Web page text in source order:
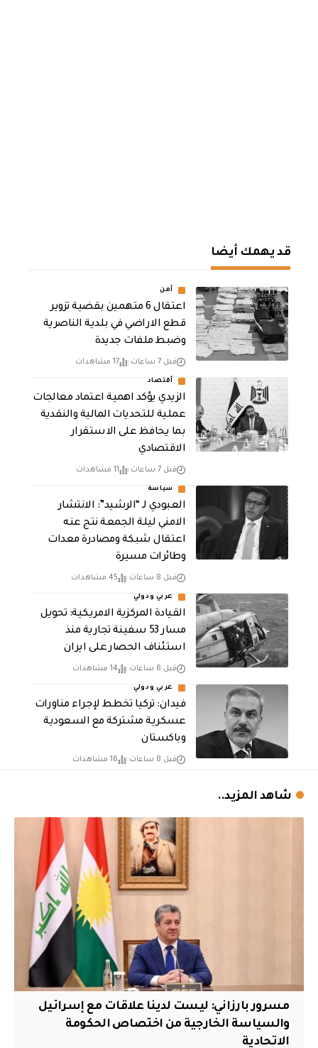
قد يهمك أيضا
أمن
اعتقال 6 متهمين بقضية تزوير
قطع الاراضي في بلدية الناصرية
وضبط ملفات جديدة
قبل 7 ساعات 17 مشاهدات
أقتصاد
الزيدي يؤكد اهمية اعتماد معالجات
عملية للتحديات المالية والنقدية
بما يحافظ على الاستقرار
الاقتصادي
قبل 7 ساعات 11 مشاهدات
سياسة
العبودي لـ “الرشيد”: الانتشار
الامني ليلة الجمعة نتج عنه
اعتقال شبكة ومصادرة معدات
وطائرات مسيرة
قبل 8 ساعات 45 مشاهدات
عربي ودولي
القيادة المركزية الامريكية: تحويل
مسار 53 سفينة تجارية منذ
استئناف الحصار على ايران
قبل 8 ساعات 14 مشاهدات
عربي ودولي
فيدان: تركيا تخطط لإجراء مناورات
عسكرية مشتركة مع السعودية
وباكستان
قبل 8 ساعات 16 مشاهدات
شاهد المزيد..
مسرور بارزاني: ليست لدينا علاقات مع إسرائيل
والسياسة الخارجية من اختصاص الحكومة
الاتحادية